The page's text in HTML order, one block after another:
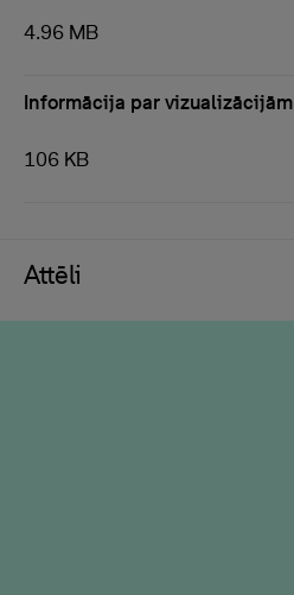
4.96 MB
Informācija par vizualizācijām
106 KB
Attēli